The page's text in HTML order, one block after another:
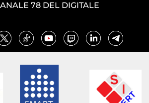
78 DEL DIGITALE